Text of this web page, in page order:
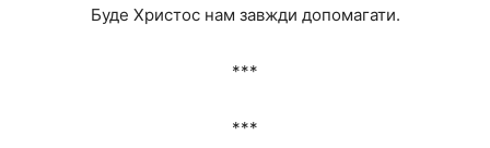
Буде Христос нам завжди допомагати.
***
***